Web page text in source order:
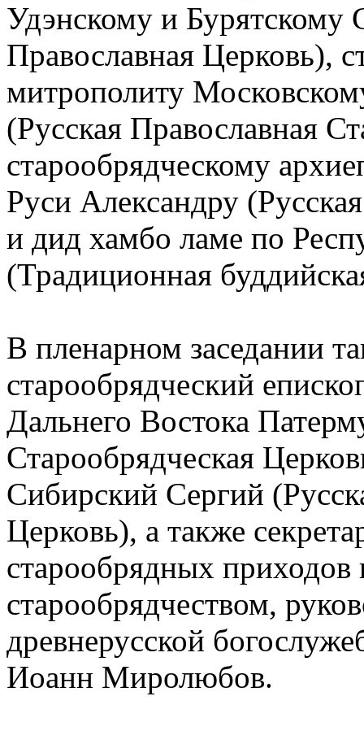
Удэнскому и Бурятскому
Православная Церковь),
митрополиту
(Русская Православная
старообрядческому
Руси Александру
и дид хамбо ламе по
(Традиционная
В пленарном заседании
старообрядческий
Дальнего Востока
Старообрядческая
Сибирский Сергий
Церковь), а также
старообрядных
старообрядчеством,
древнерусской
Иоанн Миролюбов.